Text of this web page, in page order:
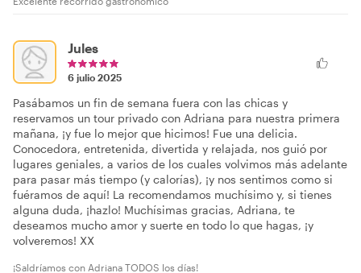
Jules
6 julio 2025
Pasábamos un fin de semana fuera con las chicas y
reservamos un tour privado con Adriana para nuestra primera
mañana, ¡y fue lo mejor que hicimos! Fue una delicia.
Conocedora, entretenida, divertida y relajada, nos guió por
lugares geniales, a varios de los cuales volvimos más adelante
para pasar más tiempo (y calorías), ¡y nos sentimos como si
fuéramos de aquí! La recomendamos muchísimo y, si tienes
alguna duda, ¡hazlo! Muchísimas gracias, Adriana, te
deseamos mucho amor y suerte en todo lo que hagas, ¡y
volveremos! XX
¡Saldríamos con Adriana TODOS los días!